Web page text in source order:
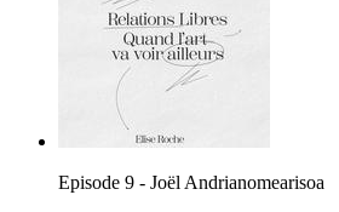
Episode 9 - Joël Andrianomearisoa